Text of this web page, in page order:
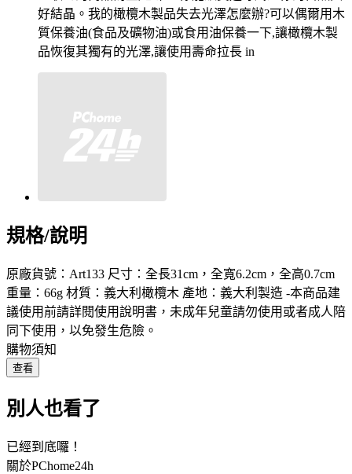
規格/說明
原廠貨號：Art133 尺寸：全長31cm，全寬6.2cm，全高0.7cm
重量：66g 材質：義大利橄欖木 產地：義大利製造 -本商品建
議使用前請詳閱使用說明書，未成年兒童請勿使用或者成人陪
同下使用，以免發生危險。
購物須知
查看
別人也看了
已經到底囉！
關於PChome24h